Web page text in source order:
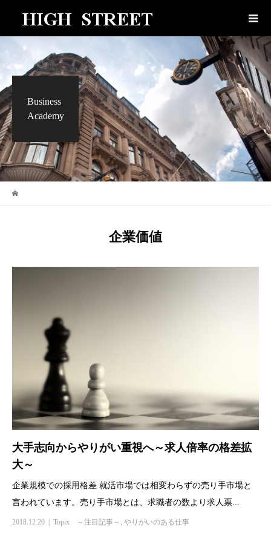
Business
Academy
企業価値
大手志向からやりがい重視へ～求人倍率の格差拡
大～
企業規模での採用格差 就活市場では相変わらずの売り手市場と
言われています。売り手市場とは、求職者の数より求人票...
2018.12.20 Topix ～注目記事～ , やりがいのある仕事